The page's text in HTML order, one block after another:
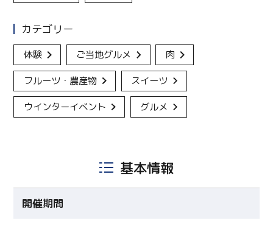
カテゴリー
体験 ご当地グルメ 肉
フルーツ・農産物 スイーツ
ウインターイベント グルメ
基本情報
開催期間